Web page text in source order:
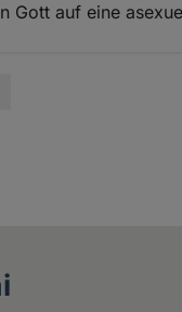
Gott auf eine